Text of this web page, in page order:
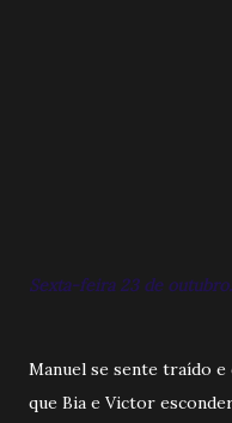
Sexta-feira 23 de
Manuel se sente traído e
que Bia e Victor